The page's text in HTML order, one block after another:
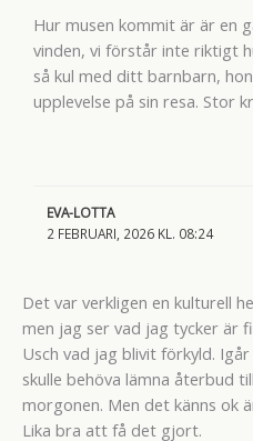
Hur musen kommit är är en
vinden, vi förstår inte riktigt
så kul med ditt barnbarn,
upplevelse på sin resa. Stor
EVA-LOTTA
2 FEBRUARI, 2026 KL. 08:24
Det var verkligen en kulturell
men jag ser vad jag tycker är
Usch vad jag blivit förkyld.
skulle behöva lämna återbud
morgonen. Men det känns ok
Lika bra att få det gjort.